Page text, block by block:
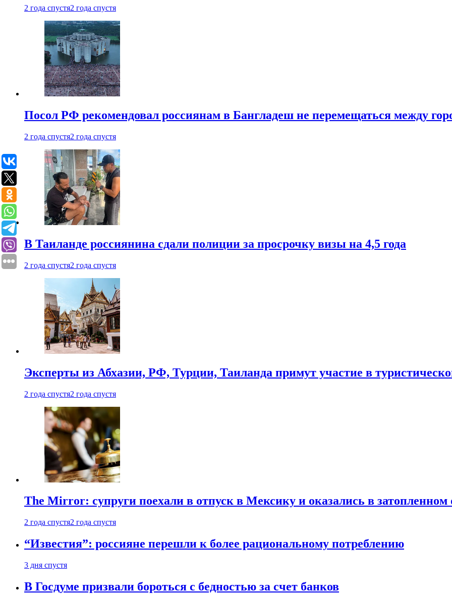
2 года спустя2 года спустя
Посол РФ рекомендовал россиянам в Бангладеш не перемещаться между
2 года спустя2 года спустя
В Таиланде россиянина сдали полиции за просрочку визы на 4,5 года
2 года спустя2 года спустя
Эксперты из Абхазии, РФ, Турции, Таиланда примут участие в
2 года спустя2 года спустя
The Mirror: супруги поехали в отпуск в Мексику и оказались в затопленном
2 года спустя2 года спустя
“Известия”: россияне перешли к более рациональному потреблению
3 дня спустя
В Госдуме призвали бороться с бедностью за счет банков